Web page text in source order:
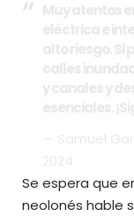
Se espera que
neolonés hable